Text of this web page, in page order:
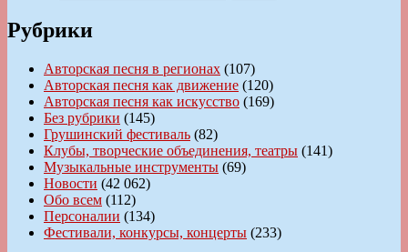
Рубрики
Авторская песня в регионах (107)
Авторская песня как движение (120)
Авторская песня как искусство (169)
Без рубрики (145)
Грушинский фестиваль (82)
Клубы, творческие объединения, театры (141)
Музыкальные инструменты (69)
Новости (42 062)
Обо всем (112)
Персоналии (134)
Фестивали, конкурсы, концерты (233)